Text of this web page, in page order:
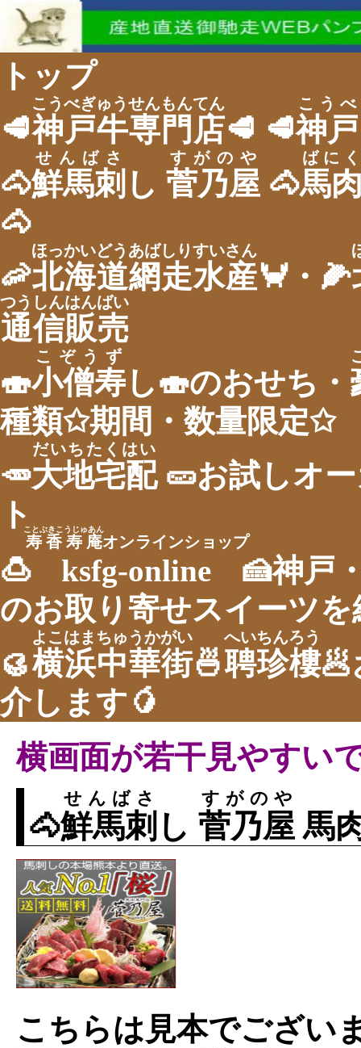
トップ
🥩神戸牛専門店
こうべぎゅうせんもんてん
🥩 🥩神戸
こうべ
🐴鮮馬刺
せんばさ
し 菅乃屋
すがのや
🐴馬
ばにく
🐴
🦐北海道網走水産
ほっかいどうあばしりすいさん
🦀・🌽
通信販売
つうしんはんばい
🍣小僧寿
こぞうず
し🍣のおせち・
種類✩期間・数量限定✩
🥕大地宅配
だいちたくはい
🥒お試しオ
ト
🍮
ksfg-online
寿香寿庵
ことぶきこうじゅあん
オンラインショップ
🍰神戸
のお取り寄せスイーツ
🥮横浜中華街
よこはまちゅうかがい
🍜聘珍樓
へいちんろう
🥟
介します🥭
横画面が若干見やすい
🐴鮮馬刺
せんばさ
し 菅乃屋
すがのや
馬
こちらは見本でござい